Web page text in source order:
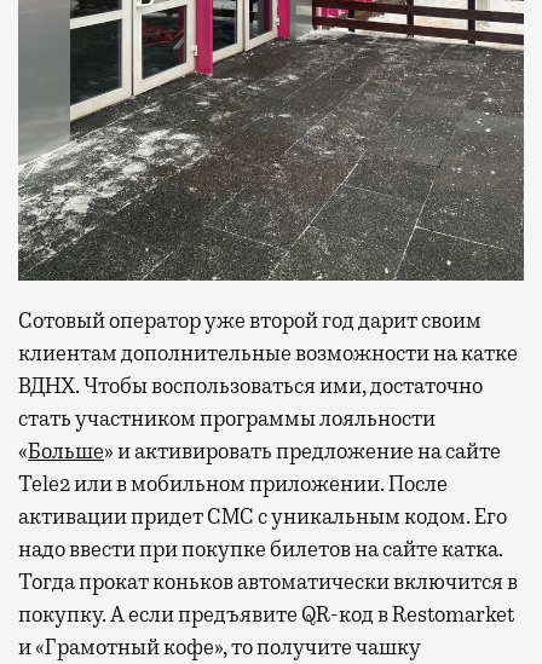
Сотовый оператор уже второй год дарит своим
клиентам дополнительные возможности на катке
ВДНХ. Чтобы воспользоваться ими, достаточно
стать участником программы лояльности
«Больше» и активировать предложение на сайте
Tele2 или в мобильном приложении. После
активации придет СМС с уникальным кодом. Его
надо ввести при покупке билетов на сайте катка.
Тогда прокат коньков автоматически включится в
покупку. А если предъявите QR-код в Restomarket
и «Грамотный кофе», то получите чашку